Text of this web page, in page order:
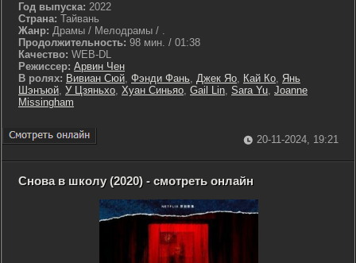
Год выпуска: 2022
Страна: Тайвань
Жанр: Драмы / Мелодрамы / .
Продолжительность: 98 мин. / 01:38
Качество: WEB-DL
Режиссер: Арвин Чен
В ролях: Вивиан Сюй, Фэнди Фань, Джек Яо, Кай Ко, Янь
Шэнъюй, У Цзяньхо, Хуан Синьяо, Gail Lin, Sara Yu, Joanne
Missingham
20-11-2024, 19:21
Снова в школу (2020) - смотреть онлайн